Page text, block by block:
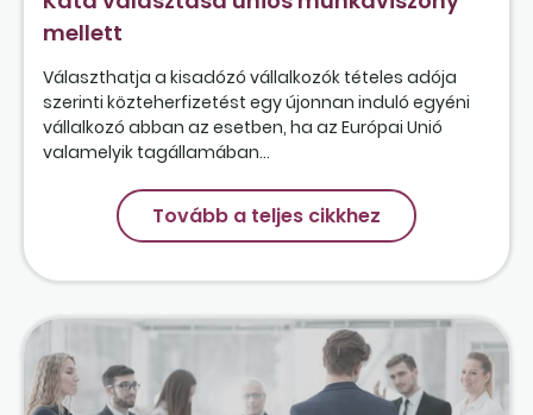
mellett
Választhatja a kisadózó vállalkozók tételes adója
szerinti közteherfizetést egy újonnan induló egyéni
vállalkozó abban az esetben, ha az Európai Unió
valamelyik tagállamában...
Tovább a teljes cikkhez